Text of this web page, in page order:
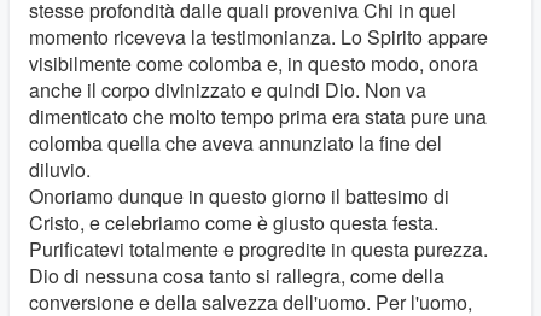
stesse profondità dalle quali proveniva Chi in quel
momento riceveva la testimonianza. Lo Spirito appare
visibilmente come colomba e, in questo modo, onora
anche il corpo divinizzato e quindi Dio. Non va
dimenticato che molto tempo prima era stata pure una
colomba quella che aveva annunziato la fine del
diluvio.
Onoriamo dunque in questo giorno il battesimo di
Cristo, e celebriamo come è giusto questa festa.
Purificatevi totalmente e progredite in questa purezza.
Dio di nessuna cosa tanto si rallegra, come della
conversione e della salvezza dell'uomo. Per l'uomo,